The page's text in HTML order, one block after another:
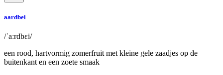
aardbei
/ˈaːrdbɛi/
een rood, hartvormig zomerfruit met kleine gele zaadjes op de
buitenkant en een zoete smaak